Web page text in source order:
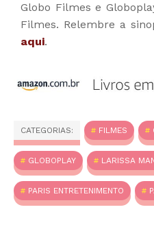
Globo Filmes e
Filmes. Relembre a
aqui.
CATEGORIAS: FILMES
GLOBOPLAY LARISSA
PARIS ENTRETENIMENTO